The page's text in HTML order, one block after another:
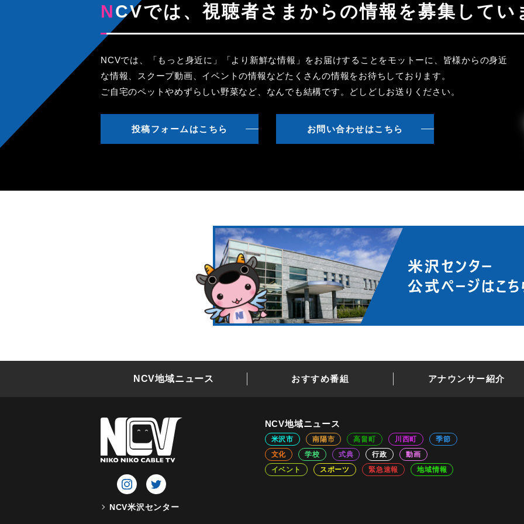
NCVでは、視聴者さまからの情報を募集してい
NCVでは、「もっと身近に」「より新鮮な情報」をお届けすることをモットーに、皆様からの身近
な情報、スクープ動画、イベントの情報などたくさんの情報をお待ちしております。
ご自宅のペットやめずらしい野菜など、なんでも結構です。どしどしお送りください。
投稿フォームはこちら お問い合わせはこちら
NCV地域ニュース おすすめ番組 アナウンサー紹介
NCV米沢センター
NCV地域ニュース
米沢市 南陽市 高畠町 川西町
季節
文化
学校 式典 行政
動画
イベント
スポーツ 緊急速報 地域情報